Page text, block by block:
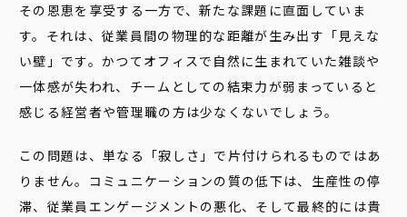
その恩恵を享受する一方で、新たな課題に直面していま
す。それは、従業員間の物理的な距離が生み出す「見えな
い壁」です。かつてオフィスで自然に生まれていた雑談や
一体感が失われ、チームとしての結束力が弱まっていると
感じる経営者や管理職の方は少なくないでしょう。
この問題は、単なる「寂しさ」で片付けられるものではあ
りません。コミュニケーションの質の低下は、生産性の停
滞、従業員エンゲージメントの悪化、そして最終的には貴